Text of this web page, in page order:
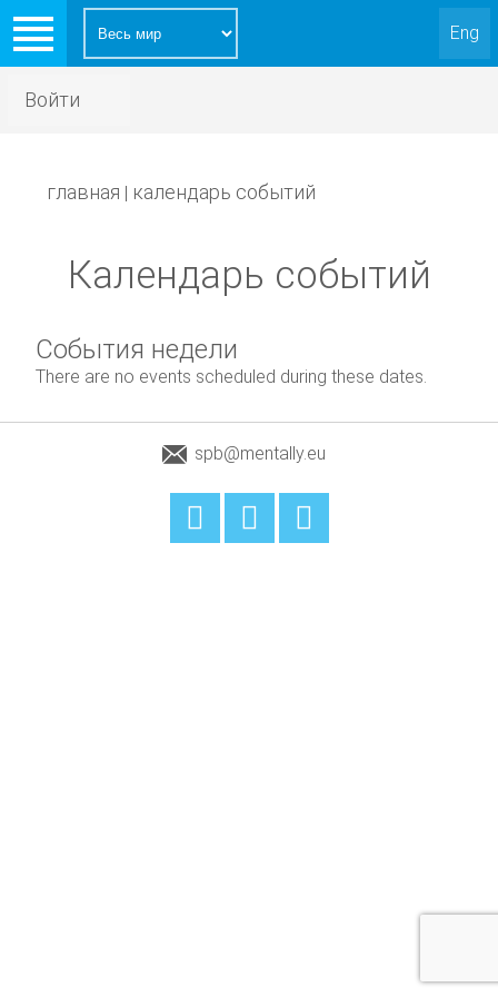
Eng
Войти
главная | календарь событий
Календарь событий
События недели
There are no events scheduled during these dates.
spb@mentally.eu